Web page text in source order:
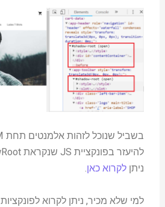
ניתןלקרוא כאן.